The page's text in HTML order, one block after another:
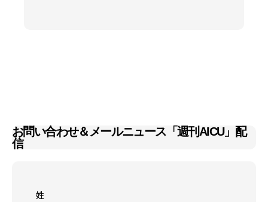
お問い合わせ＆メールニュース「週刊AICU」配
信
姓